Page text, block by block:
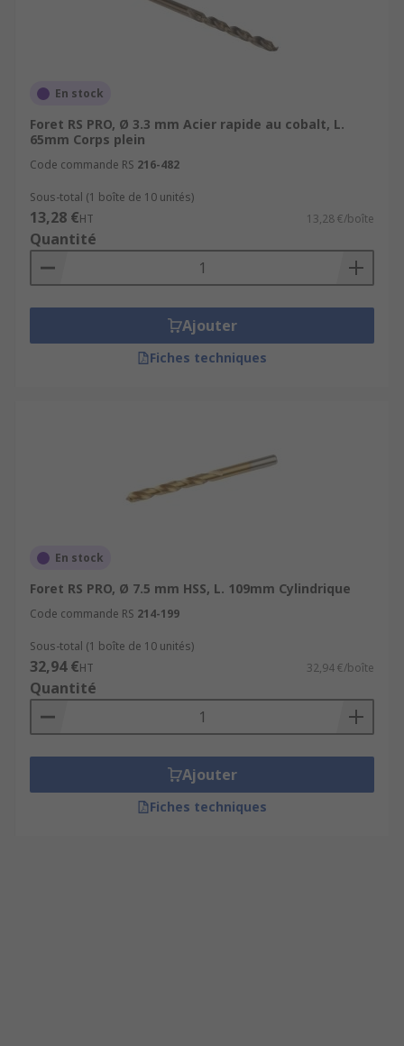
En stock
Foret RS PRO, Ø 3.3 mm Acier rapide au cobalt, L.
65mm Corps plein
Code commande RS 216-482
Sous-total (1 boîte de 10 unités)
13,28 €HT 13,28 €/boîte
Quantité
Ajouter
Fiches techniques
En stock
Foret RS PRO, Ø 7.5 mm HSS, L. 109mm Cylindrique
Code commande RS 214-199
Sous-total (1 boîte de 10 unités)
32,94 €HT 32,94 €/boîte
Quantité
Ajouter
Fiches techniques